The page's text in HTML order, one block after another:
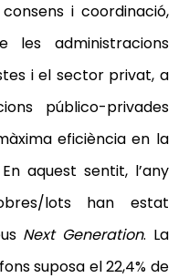
i coordinació,
administracions
i el sector privat, a
público-privades
eficiència en la
aquest sentit, l’any
lots han estat
Next Generation. La
suposa el22,4% de